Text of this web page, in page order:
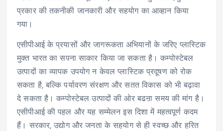
प्रकार की तकनीकी जानकारी और सहयोग का आव्हान किया
गया।
एसीपीआई के प्रयासों और जागरूकता अभियानों के जरिए प्लास्टिक
मुक्त भारत का सपना साकार किया जा सकता है। कम्पोस्टेबल
उत्पादों का व्यापक उपयोग न केवल प्लास्टिक प्रदूषण को रोक
सकता है, बल्कि पर्यावरण संरक्षण और सतत विकास को भी बढ़ावा
दे सकता है। कम्पोस्टेबल उत्पादों की ओर बढऩा समय की मांग है।
एसीपीआई की पहल और यह सम्मेलन इस दिशा में महत्वपूर्ण कदम
हैं। सरकार, उद्योग और जनता के सहयोग से ही स्वच्छ और हरित